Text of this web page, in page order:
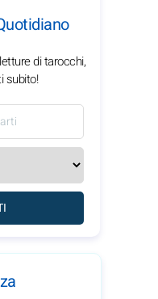
di tarocchi,
subito!